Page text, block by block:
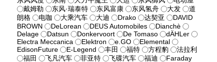
戴姆勒
东风·瑞泰特 东风富康 东风氢舟 大发
道
朗格
电咖 大乘汽车 大迪 Drako 达契亚
DAVID
BROWN
DeLorean DEUS Automobiles
Dianchè
Delage
Datsun Donkervoort De Tomaso
dÄHLer
Electra Meccanica
Elektron e.GO
Elemental
EdisonFuture
E-Legend 丰田 福特 方程豹
法拉利
福田
飞凡汽车 菲亚特 飞碟汽车 福迪
Faraday